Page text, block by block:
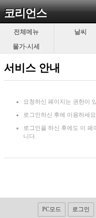
코리언스
전체메뉴 날씨
물가-시세
서비스 안내
요청하신 페이지는 권한이
로그인하신 후에 이용하세
로그인을 하신 후에도 이 페
니다.
PC모드 로그인